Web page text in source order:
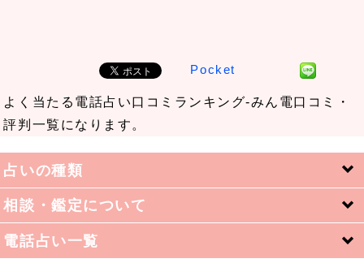
Pocket
よく当たる電話占い口コミランキング-みん電口コミ・
評判一覧になります。
占いの種類
相談・鑑定について
電話占い一覧